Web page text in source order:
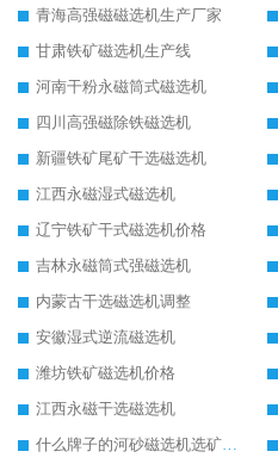
青海高强磁磁选机生产厂家
甘肃铁矿磁选机生产线
河南干粉永磁筒式磁选机
四川高强磁除铁磁选机
新疆铁矿尾矿干选磁选机
江西永磁湿式磁选机
辽宁铁矿干式磁选机价格
吉林永磁筒式强磁选机
内蒙古干选磁选机调整
安徽湿式逆流磁选机
潍坊铁矿磁选机价格
江西永磁干选磁选机
什么牌子的河砂磁选机选矿效果好